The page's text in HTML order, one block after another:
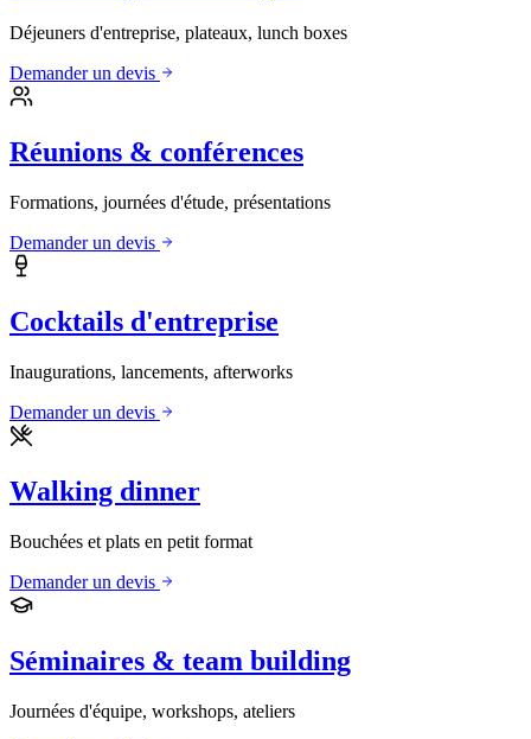
Déjeuners d'entreprise, plateaux, lunch boxes
Demander un devis
Réunions & conférences
Formations, journées d'étude, présentations
Demander un devis
Cocktails d'entreprise
Inaugurations, lancements, afterworks
Demander un devis
Walking dinner
Bouchées et plats en petit format
Demander un devis
Séminaires & team building
Journées d'équipe, workshops, ateliers